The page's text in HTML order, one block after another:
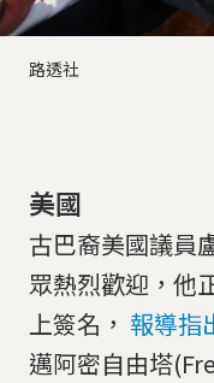
路透社
美國
古巴裔美國議員
眾熱烈歡迎，他
上簽名， 報導指
邁阿密自由塔